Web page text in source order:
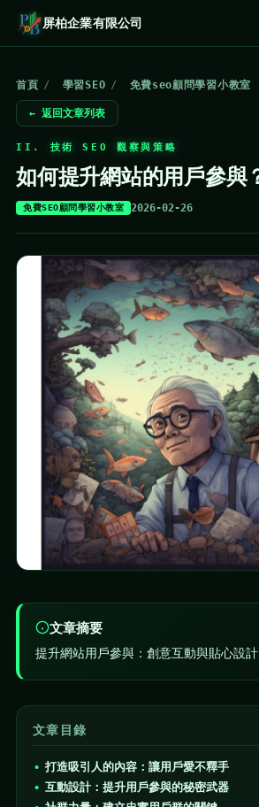
屏柏企業有限公司
首頁 / 學習SEO / 免費seo顧問學習小教室
← 返回文章列表
II. 技術 SEO 觀察與策略
如何提升網站的用戶參與
免費SEO顧問學習小教室 2026-02-26
文章摘要
提升網站用戶參與：創意互動與貼心設
文章目錄
打造吸引人的內容：讓用戶愛不釋手
互動設計：提升用戶參與的秘密武器